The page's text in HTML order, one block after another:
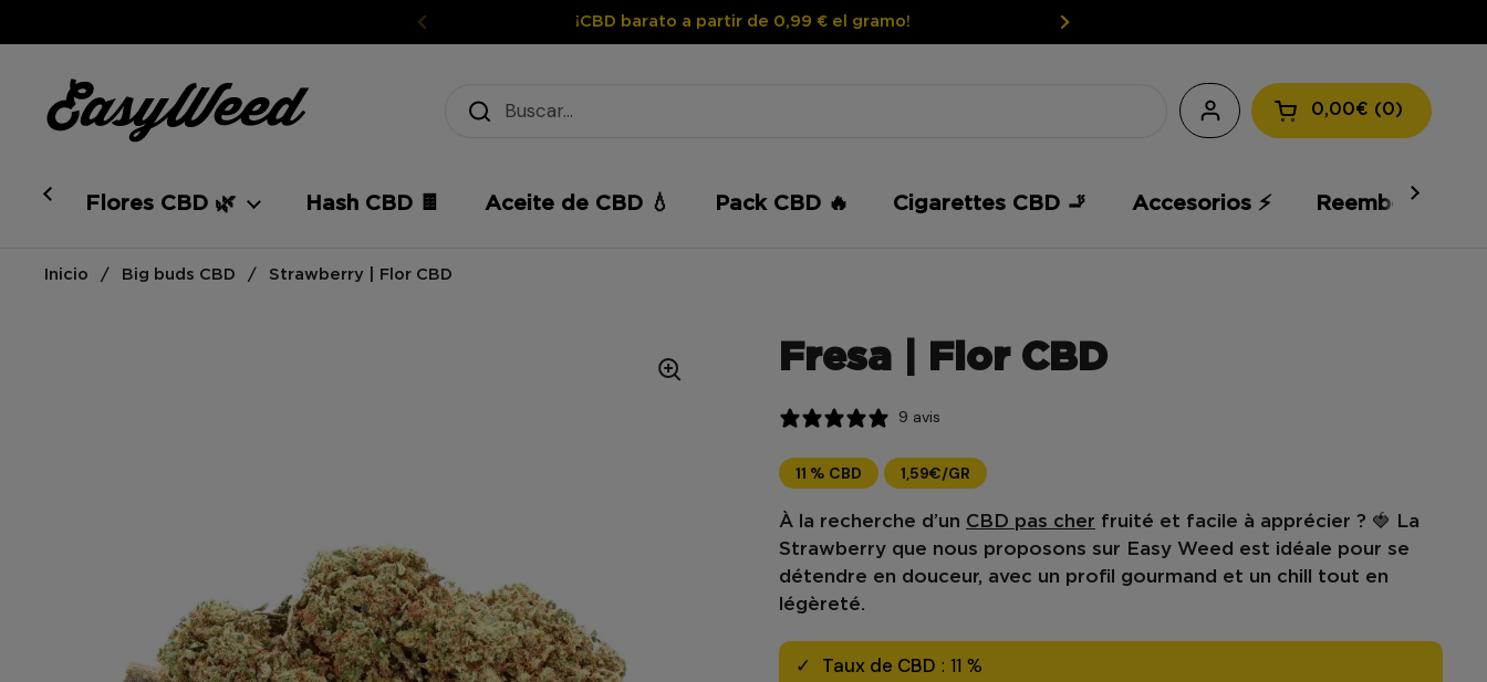
¡CBD barato a partir de 0,99 € el gramo!
Abrir la cesta
0,00€ 0
Flores CBD 🌿 Hash CBD 🍫 Aceite de CBD 💧 Pack CBD 🔥 Cigarettes CBD 🚬 Accesorios ⚡️ Reembolso 💸
Inicio / Big buds CBD / Strawberry | Flor CBD
Fresa | Flor CBD
9 avis
11 % CBD 1,59€/GR
À la recherche d’un CBD pas cher fruité et facile à apprécier ? 🍓 La
Strawberry que nous proposons sur Easy Weed est idéale pour se
détendre en douceur, avec un profil gourmand et un chill tout en
légèreté.
Taux de CBD : 11 %